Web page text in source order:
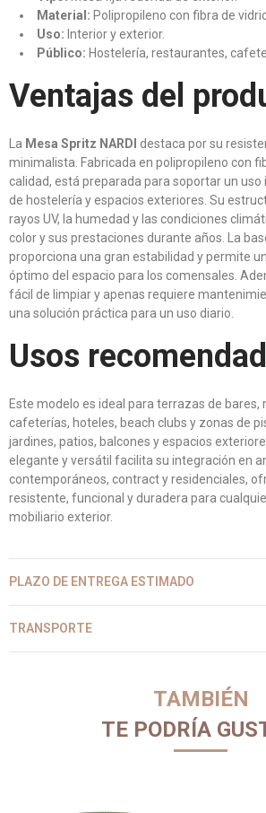
Material: Polipropileno con fibra de
Uso: Interior y exterior.
Público: Hostelería, restaurantes,
Ventajas del
La Mesa Spritz NARDI destaca por su
minimalista. Fabricada en polipropileno con
calidad, está preparada para soportar un
de hostelería y espacios exteriores. Su
rayos UV, la humedad y las condiciones
color y sus prestaciones durante años. La
proporciona una gran estabilidad y permite
óptimo del espacio para los comensales.
fácil de limpiar y apenas requiere
una solución práctica para un uso diario.
Usos
Este modelo es ideal para terrazas de bares,
cafeterías, hoteles, beach clubs y zonas de
jardines, patios, balcones y espacios
elegante y versátil facilita su integración en
contemporáneos, contract y residenciales,
resistente, funcional y duradera para
mobiliario exterior.
PLAZO DE ENTREGA ESTIMADO
TRANSPORTE
TAMBIÉN
TE PODRÍA